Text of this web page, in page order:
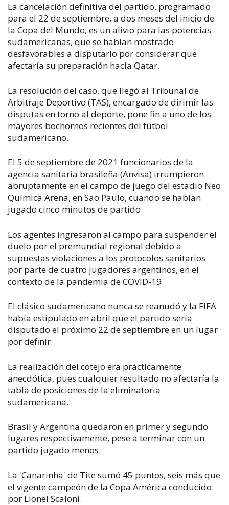
La cancelación definitiva del partido, programado
para el 22 de septiembre, a dos meses del inicio de
la Copa del Mundo, es un alivio para las potencias
sudamericanas, que se habían mostrado
desfavorables a disputarlo por considerar que
afectaría su preparación hacia Qatar.
La resolución del caso, que llegó al Tribunal de
Arbitraje Deportivo (TAS), encargado de dirimir las
disputas en torno al deporte, pone fin a uno de los
mayores bochornos recientes del fútbol
sudamericano.
El 5 de septiembre de 2021 funcionarios de la
agencia sanitaria brasileña (Anvisa) irrumpieron
abruptamente en el campo de juego del estadio Neo
Química Arena, en Sao Paulo, cuando se habían
jugado cinco minutos de partido.
Los agentes ingresaron al campo para suspender el
duelo por el premundial regional debido a
supuestas violaciones a los protocolos sanitarios
por parte de cuatro jugadores argentinos, en el
contexto de la pandemia de COVID-19.
El clásico sudamericano nunca se reanudó y la FIFA
había estipulado en abril que el partido sería
disputado el próximo 22 de septiembre en un lugar
por definir.
La realización del cotejo era prácticamente
anecdótica, pues cualquier resultado no afectaría la
tabla de posiciones de la eliminatoria
sudamericana.
Brasil y Argentina quedaron en primer y segundo
lugares respectivamente, pese a terminar con un
partido jugado menos.
La 'Canarinha' de Tite sumó 45 puntos, seis más que
el vigente campeón de la Copa América conducido
por Lionel Scaloni.